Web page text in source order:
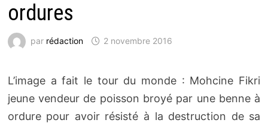
ordures
par rédaction 2 novembre 2016
L’image a fait le tour du monde : Mohcine Fikri
jeune vendeur de poisson broyé par une benne à
ordure pour avoir résisté à la destruction de sa